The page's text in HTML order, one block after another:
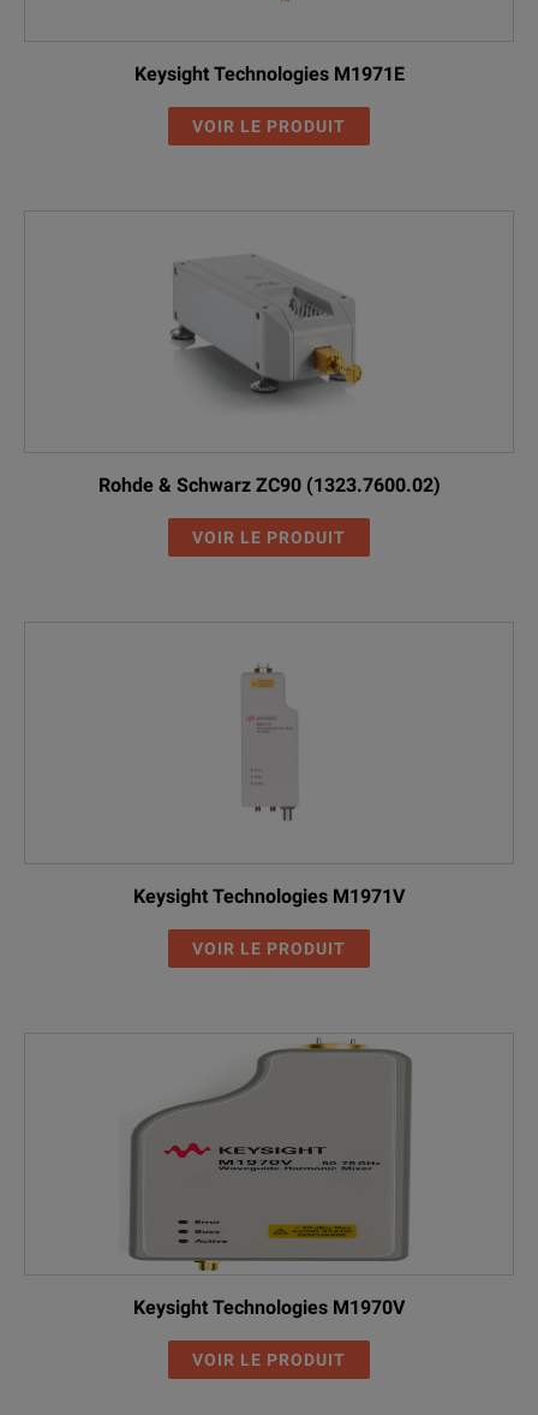
Keysight Technologies M1971E
VOIR LE PRODUIT
Rohde & Schwarz ZC90 (1323.7600.02)
VOIR LE PRODUIT
Keysight Technologies M1971V
VOIR LE PRODUIT
Keysight Technologies M1970V
VOIR LE PRODUIT